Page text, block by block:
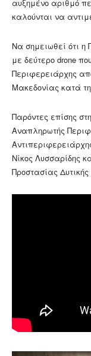
αυξημένο αριθμό
καλούνται να
Να σημειωθεί ότι η
με δεύτερο drone
Περιφερειάρχης
Μακεδονίας κατά
Παρόντες επίσης
Αναπληρωτής
Νίκος Λυσσαρίδης
Προστασίας